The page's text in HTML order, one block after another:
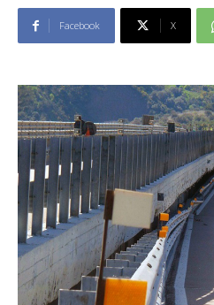
Facebook X